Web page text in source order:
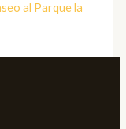
al Parque la